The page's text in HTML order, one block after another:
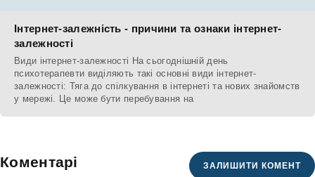
Інтернет-залежність - причини та ознаки інтернет-
залежності
Види інтернет-залежності На сьогоднішній день
психотерапевти виділяють такі основні види інтернет-
залежності: Тяга до спілкування в інтернеті та нових знайомств
у мережі. Це може бути перебування на
Коментарі ЗАЛИШИТИ КОМЕНТ